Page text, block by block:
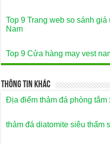
Top 9 Trang web so sánh
Nam
Top 9 Cửa hàng may vest
Thông Tin Khác
Địa điểm thảm đá phòng tắm
thảm đá diatomite siêu thấm